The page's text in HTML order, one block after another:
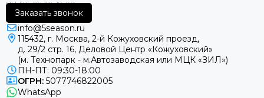
Заказать звонок
info@5season.ru
115432, г. Москва, 2-й Кожуховский проезд,
д. 29/2 стр. 16, Деловой Центр «Кожуховский»
(м. Технопарк - м.Автозаводская или МЦК «ЗИЛ»)
ПН-ПТ: 09:30-18:00
ОГРН: 5077746822005
WhatsApp